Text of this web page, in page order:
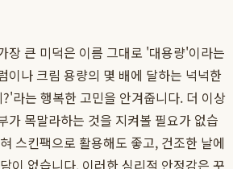
장 큰 미덕은 이름 그대로 '대용량'이라는
이나 크림 용량의 몇 배에 달하는 넉넉한
라는 행복한 고민을 안겨줍니다. 더 이상
가 목말라하는 것을 지켜볼 필요가 없습
스킨팩으로 활용해도 좋고, 건조한 날에
이 없습니다. 이러한 심리적 안정감은 꾸